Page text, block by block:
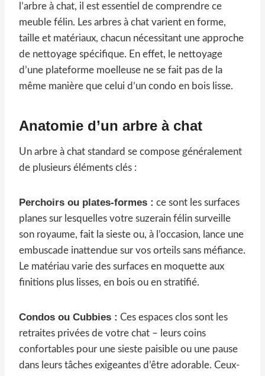
l’arbre à chat, il est essentiel de comprendre ce
meuble félin. Les arbres à chat varient en forme,
taille et matériaux, chacun nécessitant une approche
de nettoyage spécifique. En effet, le nettoyage
d’une plateforme moelleuse ne se fait pas de la
même manière que celui d’un condo en bois lisse.
Anatomie d’un arbre à chat
Un arbre à chat standard se compose généralement
de plusieurs éléments clés :
Perchoirs ou plates-formes : ce sont les surfaces
planes sur lesquelles votre suzerain félin surveille
son royaume, fait la sieste ou, à l’occasion, lance une
embuscade inattendue sur vos orteils sans méfiance.
Le matériau varie des surfaces en moquette aux
finitions plus lisses, en bois ou en stratifié.
Condos ou Cubbies : Ces espaces clos sont les
retraites privées de votre chat – leurs coins
confortables pour une sieste paisible ou une pause
dans leurs tâches exigeantes d’être adorable. Ceux-